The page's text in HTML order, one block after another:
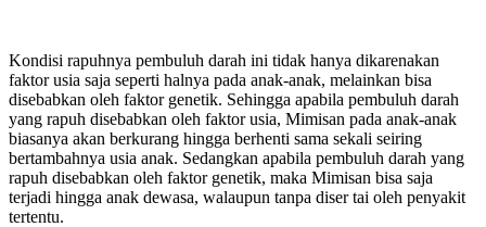
Kondisi rapuhnya pembuluh darah ini tidak hanya dikarenakan
faktor usia saja seperti halnya pada anak-anak, melainkan bisa
disebabkan oleh faktor genetik. Sehingga apabila pembuluh darah
yang rapuh disebabkan oleh faktor usia, Mimisan pada anak-anak
biasanya akan berkurang hingga berhenti sama sekali seiring
bertambahnya usia anak. Sedangkan apabila pembuluh darah yang
rapuh disebabkan oleh faktor genetik, maka Mimisan bisa saja
terjadi hingga anak dewasa, walaupun tanpa diser tai oleh penyakit
tertentu.